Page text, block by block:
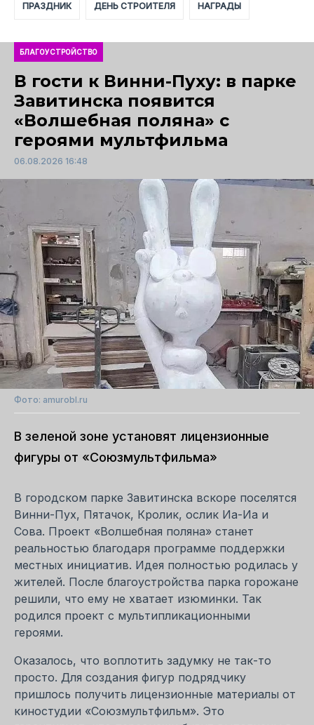
ПРАЗДНИК ДЕНЬ СТРОИТЕЛЯ НАГРАДЫ
БЛАГОУСТРОЙСТВО
В гости к Винни-Пуху: в парке
Завитинска появится
«Волшебная поляна» с
героями мультфильма
06.08.2026 16:48
Фото: amurobl.ru
В зеленой зоне установят лицензионные
фигуры от «Союзмультфильма»
В городском парке Завитинска вскоре поселятся
Винни-Пух, Пятачок, Кролик, ослик Иа-Иа и
Сова. Проект «Волшебная поляна» станет
реальностью благодаря программе поддержки
местных инициатив. Идея полностью родилась у
жителей. После благоустройства парка горожане
решили, что ему не хватает изюминки. Так
родился проект с мультипликационными
героями.
Оказалось, что воплотить задумку не так-то
просто. Для создания фигур подрядчику
пришлось получить лицензионные материалы от
киностудии «Союзмультфильм». Это